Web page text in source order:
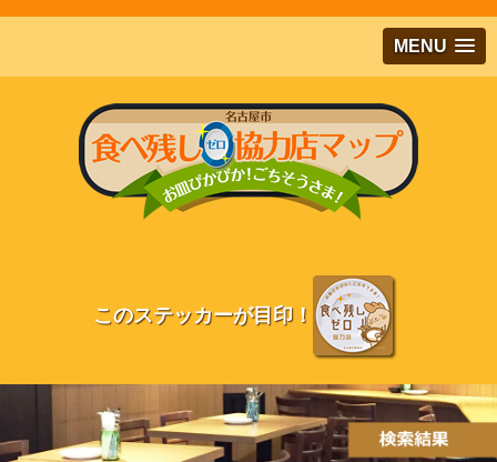
MENU
このステッカーが目印！